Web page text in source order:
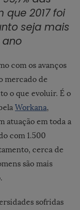
2017 foi
seja mais
com os avanços
mercado de
o que evoluir. É o
Workana,
atuação em toda a
com 1.500
cerca de
são mais
sofridas